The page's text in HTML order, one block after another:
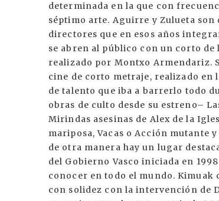
determinada en la que con
séptimo arte. Aguirre y Zulueta
directores que en esos años
se abren al público con un corto de
realizado por Montxo Armendariz.
cine de corto metraje, realizado en
de talento que iba a barrerlo todo
obras de culto desde su estreno–
Mirindas asesinas de Alex de la
mariposa, Vacas o Acción mutante
de otra manera hay un lugar
del Gobierno Vasco iniciada en
conocer en todo el mundo. Kimuak
con solidez con la intervención de